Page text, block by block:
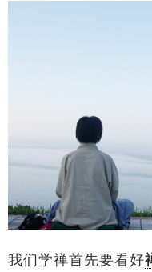
我们学禅首先要看好